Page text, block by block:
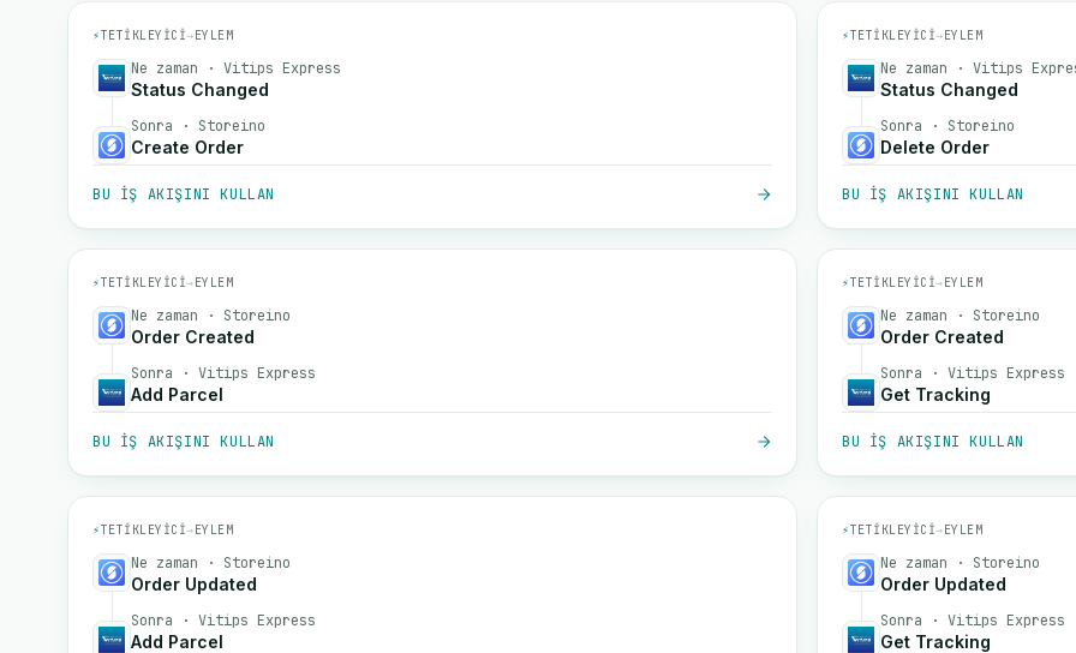
⚡TETIKLEYICI→EYLEM
Ne zaman · Vitips Express
Status Changed
Sonra · Storeino
Create Order
BU IŞ AKIŞINI KULLAN
⚡TETIKLEYICI→EYLEM
Ne zaman · Vitips
Status Changed
Sonra · Storeino
Delete Order
BU IŞ AKIŞINI KULLAN
⚡TETIKLEYICI→EYLEM
Ne zaman · Storeino
Order Created
Sonra · Vitips Express
Add Parcel
BU IŞ AKIŞINI KULLAN
⚡TETIKLEYICI→EYLEM
Ne zaman · Storeino
Order Created
Sonra · Vitips Express
Get Tracking
BU IŞ AKIŞINI KULLAN
⚡TETIKLEYICI→EYLEM
Ne zaman · Storeino
Order Updated
Sonra · Vitips Express
Add Parcel
⚡TETIKLEYICI→EYLEM
Ne zaman · Storeino
Order Updated
Sonra · Vitips Express
Get Tracking